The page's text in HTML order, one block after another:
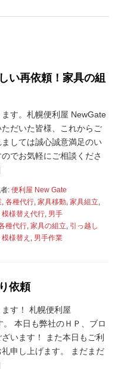
い再依頼！家具の組
す。札幌便利屋 NewGate
だいた皆様、これからご
しては誠心誠意満足のい
でお気軽にご相談くださ
: 便利屋 New Gate
各種代行 家具移動 家具組立
模様替え代行 男手
種代行 家具の組立 引っ越し
模様替え 男手作業
依頼
す！ 札幌便利屋
本日も弊社のＨＰ、ブロ
います！ また本日もご利
申し上げます。 まだまだ